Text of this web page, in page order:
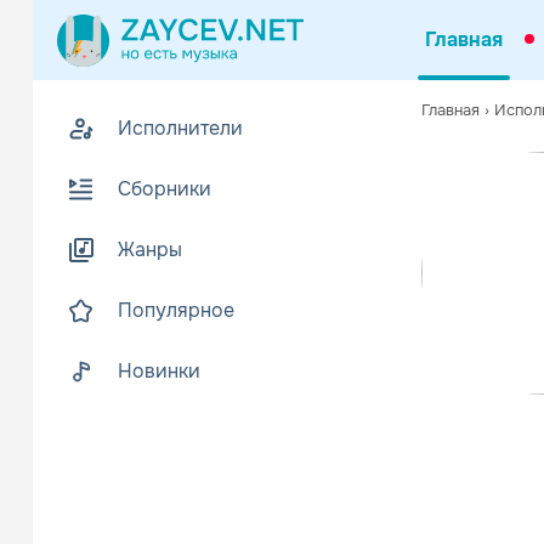
Главная
Исполнители
Сборники
Жанры
Популярное
Новинки
Главная ›
1) Группа